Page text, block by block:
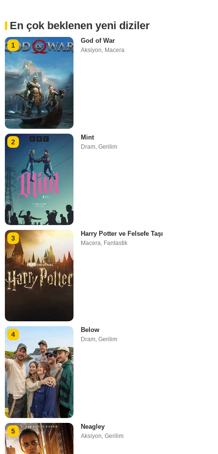
En çok beklenen yeni diziler
1
God of War
Aksiyon, Macera
2
Mint
Dram ,Gerilim
3
Harry Potter ve Felsefe Taşı
Macera, Fantastik
4
Below
Dram,Gerilim
5
Neagley
Aksiyon ,Gerilim